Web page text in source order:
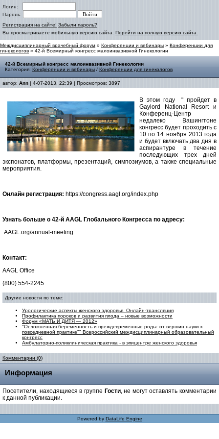
Логин:
Пароль:
Регистрация на сайте! Забыли пароль?
Вы просматриваете мобильную версию сайта. Перейти на полную версию сайта.
Междисциплинарный врачебный форум » Конференции и вебинары » Конференции для
гинекологов » 42-й Всемирный конгресс малоинвазивной Гинекологии
42-й Всемирный конгресс малоинвазивной Гинекологии
Категория: Конференции и вебинары / Конференции для гинекологов
автор: Ann | 4-07-2013, 22:39 | Просмотров: 3897
В этом году
" пройдет в
Gaylord National Resort и
Конференц-Центр
недалеко Вашингтоне
конгресс будет проходить с
10 по 14 ноября 2013 года
и будет включать два дня в
аспирантуре в течение
последующих трех дней
экспонатов, платформы, презентаций, симпозиумов, а также специальные
мероприятия.
Онлайн регистрация: https://congress.aagl.org/index.php
Узнать больше о 42-й AAGL Глобального Конгресса по адресу:
AAGL.org/annual-meeting
Контакт:
AAGL Office
(800) 554-2245
Другие новости по теме:
Урологические аспекты женского здоровья. Онлайн-трансляция
Профилактика пороков и развития плода – новые возможности
Форум «МАТЬ И ДИТЯ — 2012»
"Осложненная беременность и преждевременные роды: от вершин науки к
повседневной практике"" Всероссийский междисциплинарный образовательный
конгресс
Амбулаторно-поликлиническая практика - в эпицентре женского здоровья
Комментарии (0)
Информация
Посетители, находящиеся в группе Гости, не могут оставлять комментарии
к данной публикации.
Powered by DataLife Engine